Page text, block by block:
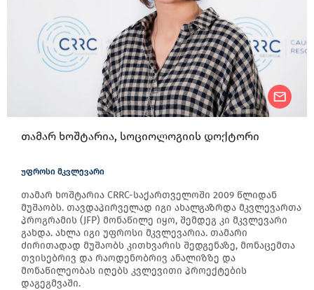
თამარ ხოშტარია, სოციოლოგიის დოქტორი
უფროსი მკვლევარი
თამარ ხოშტარია CRRC-საქართველოში 2009 წლიდან
მუშაობს. თავდაპირველად იგი ახალგაზრდა მკვლევართა
პროგრამის (JFP) მონაწილე იყო, შემდეგ კი მკვლევარი
გახდა. ახლა იგი უფროსი მკვლევარია. თამარი
ძირითადად მუშაობს კითხვარის შედგენაზე, მონაცემთა
თვისებრივ და რაოდენობრივ ანალიზზე და
მონაწილეობას იღებს კვლევითი პროექტების
დაგეგმვაში.